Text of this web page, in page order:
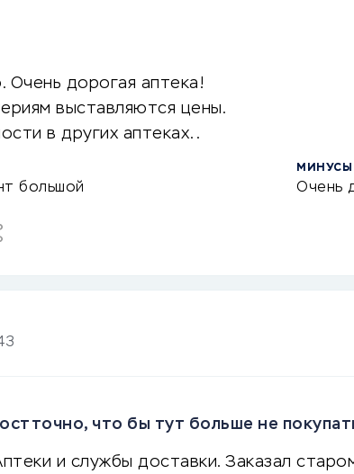
Очень дорогая аптека!
выставляются цены.
в других аптеках..
большой
МИНУСЫ
Очень
что бы тут больше не
и службы доставки. Заказал